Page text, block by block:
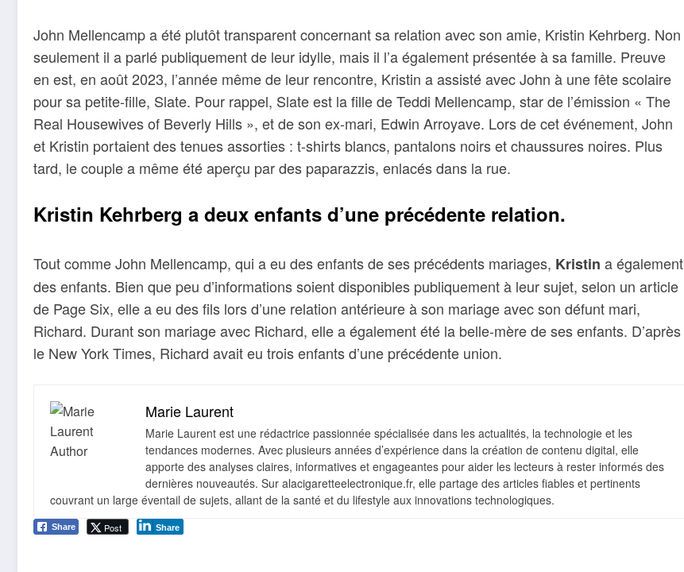
John Mellencamp a été plutôt transparent concernant sa relation avec son amie, Kristin Kehrberg. Non
seulement il a parlé publiquement de leur idylle, mais il l’a également présentée à sa famille. Preuve
en est, en août 2023, l’année même de leur rencontre, Kristin a assisté avec John à une fête scolaire
pour sa petite-fille, Slate. Pour rappel, Slate est la fille de Teddi Mellencamp, star de l’émission « The
Real Housewives of Beverly Hills », et de son ex-mari, Edwin Arroyave. Lors de cet événement, John
et Kristin portaient des tenues assorties : t-shirts blancs, pantalons noirs et chaussures noires. Plus
tard, le couple a même été aperçu par des paparazzis, enlacés dans la rue.
Kristin Kehrberg a deux enfants d’une précédente relation.
Tout comme John Mellencamp, qui a eu des enfants de ses précédents mariages, Kristin a également
des enfants. Bien que peu d’informations soient disponibles publiquement à leur sujet, selon un article
de Page Six, elle a eu des fils lors d’une relation antérieure à son mariage avec son défunt mari,
Richard. Durant son mariage avec Richard, elle a également été la belle-mère de ses enfants. D’après
le New York Times, Richard avait eu trois enfants d’une précédente union.
Marie Laurent
Marie Laurent est une rédactrice passionnée spécialisée dans les actualités, la technologie et les
tendances modernes. Avec plusieurs années d’expérience dans la création de contenu digital, elle
apporte des analyses claires, informatives et engageantes pour aider les lecteurs à rester informés des
dernières nouveautés. Sur alacigaretteelectronique.fr, elle partage des articles fiables et pertinents
couvrant un large éventail de sujets, allant de la santé et du lifestyle aux innovations technologiques.
Share Post Share